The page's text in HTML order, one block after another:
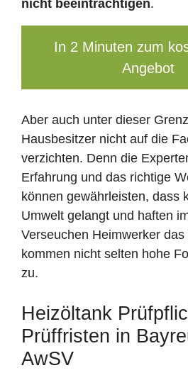
nicht beeinträchtigen.
In 2 Minuten zum
Angebot
Aber auch unter dieser
Hausbesitzer nicht auf die
verzichten. Denn die
Erfahrung und das richtige
können gewährleisten, dass
Umwelt gelangt und haften
Verseuchen Heimwerker das
kommen nicht selten hohe
zu.
Heizöltank
Prüffristen in
AwSV